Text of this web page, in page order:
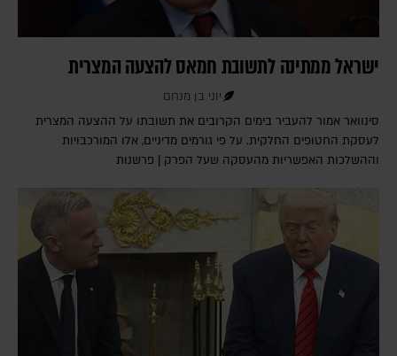
ישראל ממתינה לתשובת חמאס להצעה המצרית
יוני בן מנחם
סינוואר אמור להעביר בימים הקרובים את תשובתו על ההצעה המצרית
לעסקת החטופים החלקית. על פי גורמים מדיניים, אלו המורכבויות
וההשלכות האפשריות מהעסקה שעל הפרק | פרשנות